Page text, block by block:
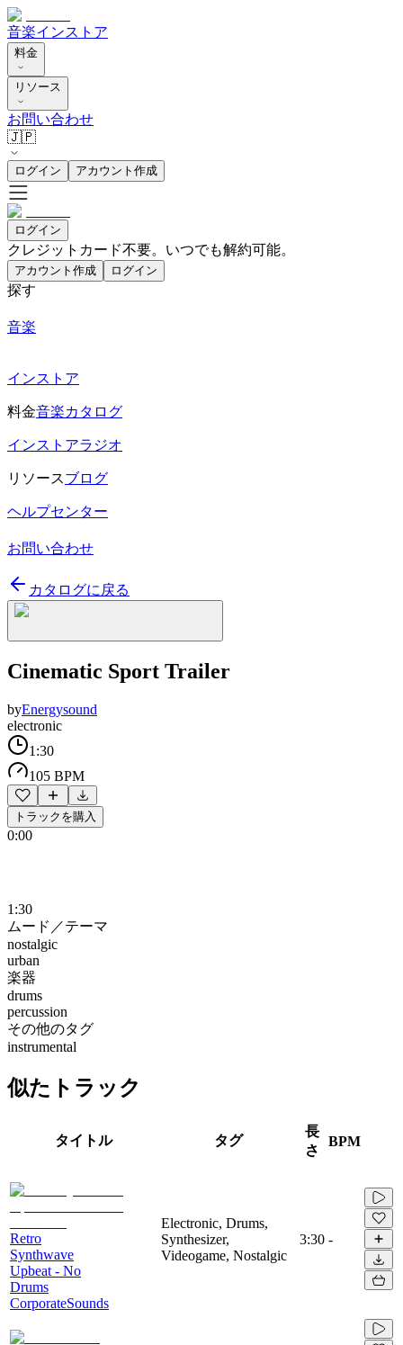
音楽インストア
料金
リソース
お問い合わせ
🇯🇵
ログイン アカウント作成
ログイン
クレジットカード不要。いつでも解約可能。
アカウント作成 ログイン
探す
音楽
インストア
料金音楽カタログ
インストアラジオ
リソースブログ
ヘルプセンター
お問い合わせ
カタログに戻る
Cinematic Sport Trailer
byEnergysound
electronic
1:30
105 BPM
トラックを購入
0:00
1:30
ムード／テーマ
nostalgic
urban
楽器
drums
percussion
その他のタグ
instrumental
似たトラック
タイトル タグ
長
さ
BPM
Retro
Synthwave
Upbeat - No
Drums
CorporateSounds
Electronic, Drums,
Synthesizer,
Videogame, Nostalgic
3:30 -